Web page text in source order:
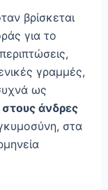
βρίσκεται
για το
γραμμές,
ως
άνδρες
στα